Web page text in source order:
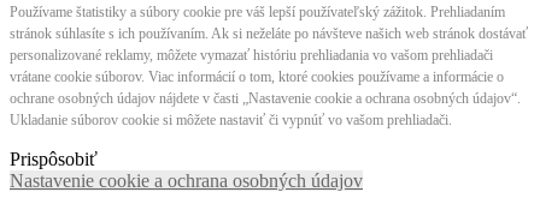
Používame štatistiky a súbory cookie pre váš lepší používateľský zážitok. Prehliadaním
stránok súhlasíte s ich používaním. Ak si neželáte po návšteve našich web stránok dostávať
personalizované reklamy, môžete vymazať históriu prehliadania vo vašom prehliadači
vrátane cookie súborov. Viac informácií o tom, ktoré cookies používame a informácie o
ochrane osobných údajov nájdete v časti „Nastavenie cookie a ochrana osobných údajov“.
Ukladanie súborov cookie si môžete nastaviť či vypnúť vo vašom prehliadači.
Prispôsobiť
Nastavenie cookie a ochrana osobných údajov